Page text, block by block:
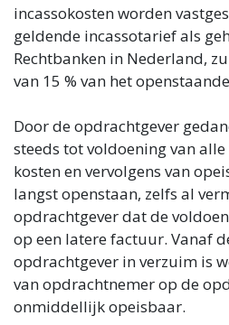
incassokosten worden
geldende incassotarief als
Rechtbanken in Nederland,
van 15 % van het
Door de opdrachtgever
steeds tot voldoening van
kosten en vervolgens van
langst openstaan, zelfs al
opdrachtgever dat de
op een latere factuur. Vanaf
opdrachtgever in verzuim is
van opdrachtnemer op de
onmiddellijk opeisbaar.